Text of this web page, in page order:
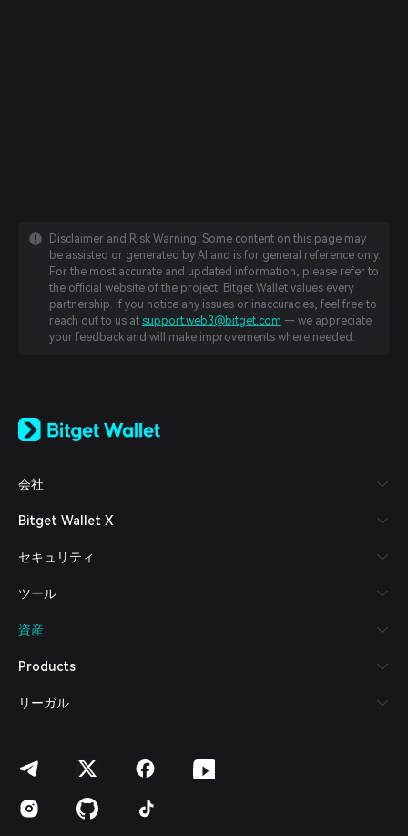
Disclaimer and Risk Warning: Some content on this page may
be assisted or generated by AI and is for general reference only.
For the most accurate and updated information, please refer to
the official website of the project. Bitget Wallet values every
partnership. If you notice any issues or inaccuracies, feel free to
reach out to us at support.web3@bitget.com — we appreciate
your feedback and will make improvements where needed.
日本語
Español (Latinoamérica)
Italiano
Deutsch
繁體中文
Bahasa Indonesia
Español (Argentina)
会社
Bitget Wallet X
セキュリティ
ツール
資産
Products
リーガル